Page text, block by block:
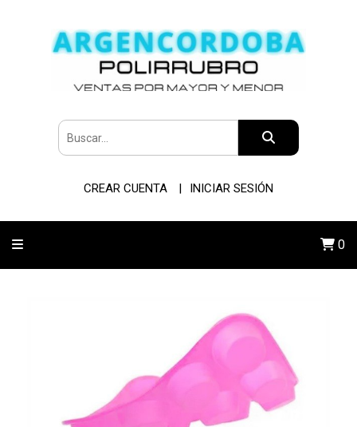
CREAR CUENTA INICIAR SESIÓN
0